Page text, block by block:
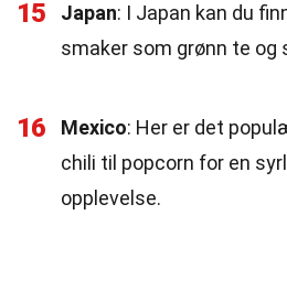
15 Japan: I Japan kan du
smaker som grønn te og
16 Mexico: Her er det
chili til popcorn for en
opplevelse.